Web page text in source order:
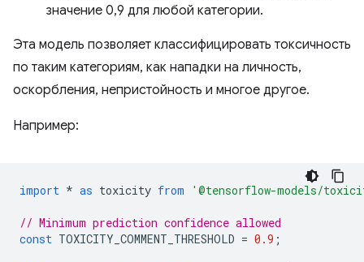
значение 0,9 для любой категории.
Эта модель позволяет классифицировать токсичность
по таким категориям, как нападки на личность,
оскорбления, непристойность и многое другое.
Например:
import * as toxicity from '@tensorflow-models/
// Minimum prediction confidence allowed
const TOXICITY_COMMENT_THRESHOLD = 0.9 ;